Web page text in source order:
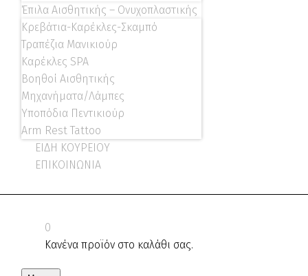
Έπιλα Αισθητικής – Ονυχοπλαστικής
Κρεβάτια-Καρέκλες-Σκαμπό
Τραπέζια Μανικιούρ
Καρέκλες SPA
Βοηθοί Αισθητικής
Μηχανήματα/Λάμπες
Υποπόδια Πεντικιούρ
Arm Rest Tattoo
ΕΙΔΗ ΚΟΥΡΕΙΟΥ
ΕΠΙΚΟΙΝΩΝΙΑ
0
Κανένα προϊόν στο καλάθι σας.